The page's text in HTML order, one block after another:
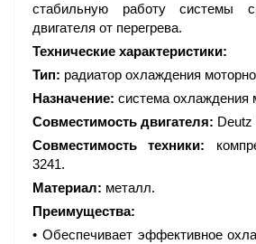
стабильную работу системы
двигателя от перегрева.
Технические характеристики:
Тип: радиатор охлаждения
Назначение: система охлаждения
Совместимость двигателя: Deutz
Совместимость техники:
3241.
Материал: металл.
Преимущества:
• Обеспечивает эффективное